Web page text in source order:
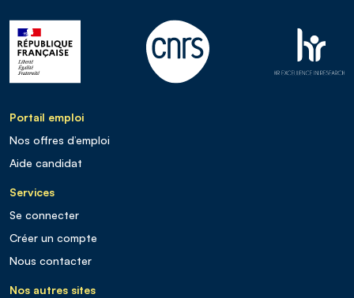
Portail emploi
Nos offres d’emploi
Aide candidat
Services
Se connecter
Créer un compte
Nous contacter
Nos autres sites